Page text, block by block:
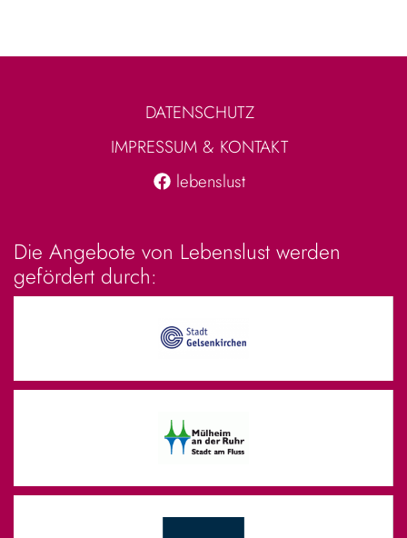
DATENSCHUTZ
IMPRESSUM & KONTAKT
lebenslust
Die Angebote von Lebenslust werden
gefördert durch: